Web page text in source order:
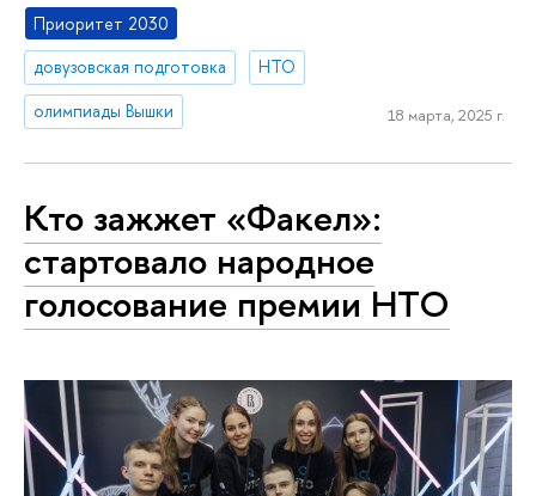
Приоритет 2030
довузовская подготовка
НТО
олимпиады Вышки
18 марта, 2025 г.
Кто зажжет «Факел»:
стартовало народное
голосование премии НТО